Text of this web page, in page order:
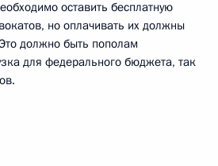
оставить бесплатную
но оплачивать их должны
должно быть пополам
для федерального бюджета, так